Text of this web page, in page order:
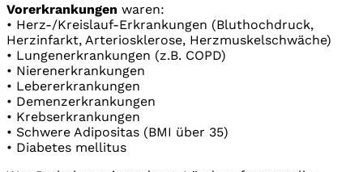
Vorerkrankungen waren:
• Herz-/Kreislauf-Erkrankungen (Bluthochdruck,
Herzinfarkt, Arteriosklerose, Herzmuskelschwäche)
• Lungenerkrankungen (z.B. COPD)
• Nierenerkrankungen
• Lebererkrankungen
• Demenzerkrankungen
• Krebserkrankungen
• Schwere Adipositas (BMI über 35)
• Diabetes mellitus